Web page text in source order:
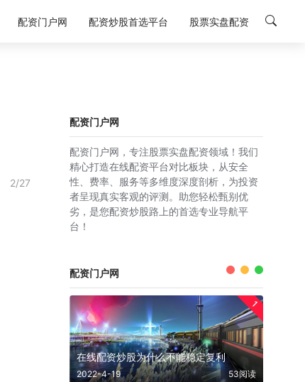
配资门户网 配资炒股首选平台 股票实盘配资
2/27
配资门户网
配资门户网，专注股票实盘配资领域！我们
精心打造在线配资平台对比板块，从安全
性、费率、服务等多维度深度剖析，为投资
者呈现真实客观的评测。助您轻松甄别优
劣，是您配资炒股路上的首选专业导航平
台！
配资门户网
1
在线配资炒股为什么不能稳定复利
2022-4-19 53阅读